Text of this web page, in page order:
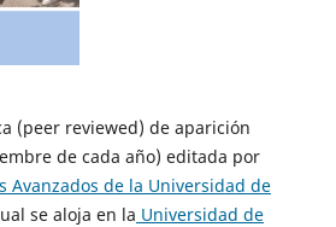
(peer reviewed) de aparición
de cada año) editada por
Avanzados de la Universidad de
se aloja en la Universidad de